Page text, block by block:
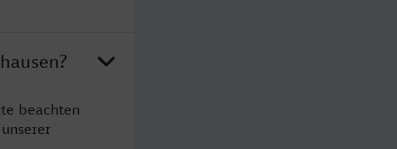
beachten